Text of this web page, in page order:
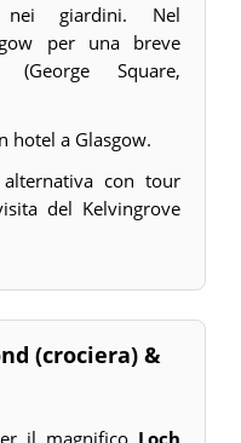
giardini. Nel
per una breve
Square,
hotel a Glasgow.
con tour
del Kelvingrove
(crociera) &
il magnifico Loch